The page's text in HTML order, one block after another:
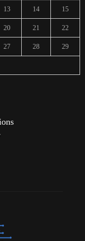
13 14 15
20 21 22
27 28 29